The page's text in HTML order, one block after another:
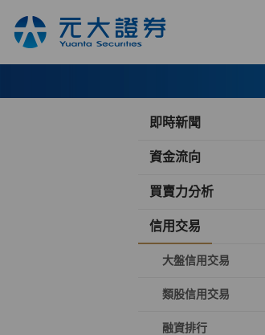
即時新聞
資金流向
買賣力分析
信用交易
大盤信用交易
類股信用交易
融資排行